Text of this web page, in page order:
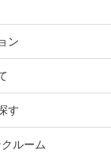
ン
す
ルーム